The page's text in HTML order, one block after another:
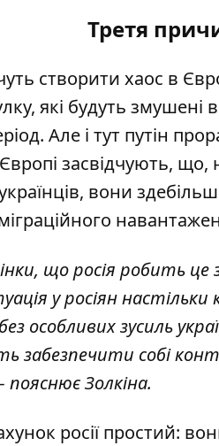
Третя
створити хаос в
які будуть змушені
Але і тут путін
Європі засвідчують,
українців, вони
що росія робить це
у росіян
особливих зусиль
забезпечити собі
Золкіна.
росії простий: